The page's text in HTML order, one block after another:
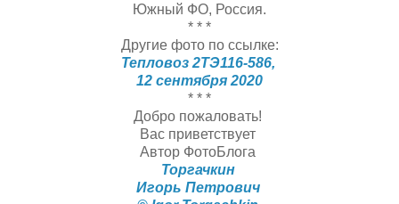
Южный ФО, Россия.
* * *
Другие фото по ссылке:
Тепловоз 2ТЭ116-586,
12 сентября 2020
* * *
Добро пожаловать!
Вас приветствует
Автор ФотоБлога
Торгачкин
Игорь Петрович